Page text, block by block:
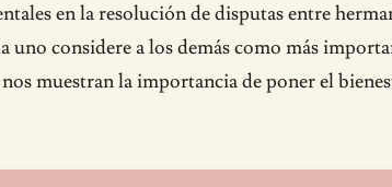
en la resolución de disputas entre
considere a los demás como más
muestran la importancia de poner el